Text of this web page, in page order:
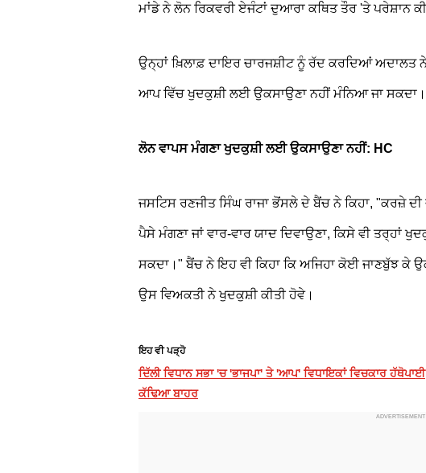
ਮਾਂਡੇ ਨੇ ਲੋਨ ਰਿਕਵਰੀ ਏਜੰਟਾਂ ਦੁਆਰਾ ਕਥਿਤ ਤੌਰ 'ਤੇ ਪਰੇਸ਼ਾਨ
ਉਨ੍ਹਾਂ ਖ਼ਿਲਾਫ਼ ਦਾਇਰ ਚਾਰਜਸ਼ੀਟ ਨੂੰ ਰੱਦ ਕਰਦਿਆਂ
ਆਪ ਵਿੱਚ ਖੁਦਕੁਸ਼ੀ ਲਈ ਉਕਸਾਉਣਾ ਨਹੀਂ ਮੰਨਿਆ ਜਾ ਸਕਦਾ।
ਲੋਨ ਵਾਪਸ ਮੰਗਣਾ ਖੁਦਕੁਸ਼ੀ ਲਈ ਉਕਸਾਉਣਾ ਨਹੀਂ: HC
ਜਸਟਿਸ ਰਣਜੀਤ ਸਿੰਘ ਰਾਜਾ ਭੋਂਸਲੇ ਦੇ ਬੈਂਚ ਨੇ ਕਿਹਾ, "ਕਰਜ਼ੇ
ਪੈਸੇ ਮੰਗਣਾ ਜਾਂ ਵਾਰ-ਵਾਰ ਯਾਦ ਦਿਵਾਉਣਾ, ਕਿਸੇ ਵੀ ਤਰ੍ਹਾਂ
ਸਕਦਾ।" ਬੈਂਚ ਨੇ ਇਹ ਵੀ ਕਿਹਾ ਕਿ ਅਜਿਹਾ ਕੋਈ ਜਾਣਬੁੱਝ ਕੇ
ਉਸ ਵਿਅਕਤੀ ਨੇ ਖੁਦਕੁਸ਼ੀ ਕੀਤੀ ਹੋਵੇ।
ਇਹ ਵੀ ਪੜ੍ਹੋ
ਦਿੱਲੀ ਵਿਧਾਨ ਸਭਾ 'ਚ 'ਭਾਜਪਾ' ਤੇ 'ਆਪ' ਵਿਧਾਇਕਾਂ ਵਿਚਕਾਰ
ਕੱਢਿਆ ਬਾਹਰ